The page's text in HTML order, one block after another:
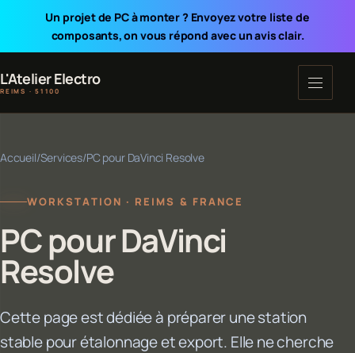
Un projet de PC à monter ? Envoyez votre liste de
composants, on vous répond avec un avis clair.
L'Atelier Electro
REIMS · 51100
Accueil/Services/PC pour DaVinci Resolve
WORKSTATION · REIMS & FRANCE
PC pour DaVinci
Resolve
Cette page est dédiée à préparer une station
stable pour étalonnage et export. Elle ne cherche